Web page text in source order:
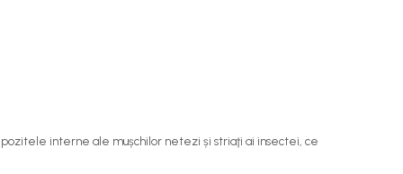
interne ale mușchilor netezi și striaţi ai insectei, ce